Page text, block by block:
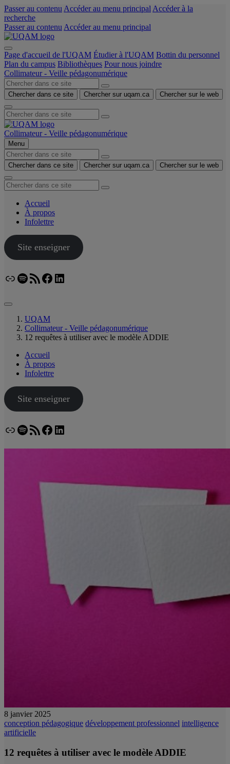
Passer au contenu Accéder au menu principal Accéder à la
recherche
Passer au contenu Accéder au menu principal
Page d'accueil de l'UQAM Étudier à l'UQAM Bottin du personnel
Plan du campus Bibliothèques Pour nous joindre
Collimateur - Veille pédagonumérique
Chercher dans ce site Chercher sur uqam.ca Chercher sur le web
Collimateur - Veille pédagonumérique
Menu
Chercher dans ce site Chercher sur uqam.ca Chercher sur le web
Accueil
À propos
Infolettre
Site enseigner
LienSpotify
Flux RSSFacebook
LinkedIn
UQAM
Collimateur - Veille pédagonumérique
12 requêtes à utiliser avec le modèle ADDIE
Accueil
À propos
Infolettre
Site enseigner
LienSpotify
Flux RSSFacebook
LinkedIn
8 janvier 2025
conception pédagogique développement professionnel intelligence
artificielle
12 requêtes à utiliser avec le modèle ADDIE